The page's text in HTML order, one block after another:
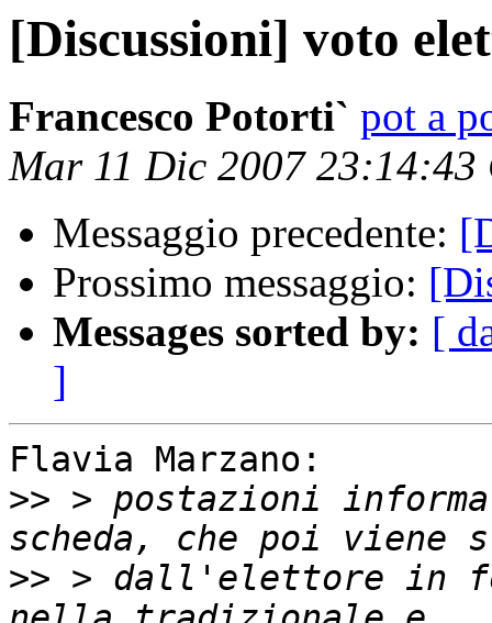
[Discussioni] voto
Francesco Potorti` pot a
Mar 11 Dic 2007 23:14:43
Messaggio precedente:
Prossimo messaggio:
Messages sorted by: [
]
Flavia Marzano:
>> > postazioni
>> > dall'elettore in